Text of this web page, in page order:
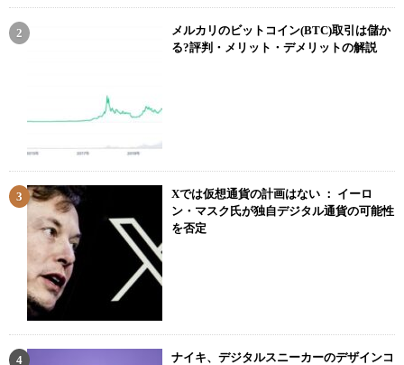
メルカリのビットコイン(BTC)取引は儲か
る?評判・メリット・デメリットの解説
Xでは仮想通貨の計画はない ： イーロ
ン・マスク氏が独自デジタル通貨の可能性
を否定
ナイキ、デジタルスニーカーのデザインコ